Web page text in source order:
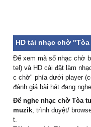
HD tải nhạc chờ
Để xem mã số nhạc chờ
tel) và HD cài đặt làm
c chờ" phía dưới player
đánh giá bài hát đang
Để nghe nhạc chờ Tòa
muzik, trình duyệt/
t.